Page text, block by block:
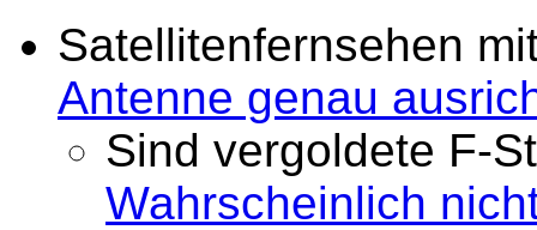
Satellitenfernsehen
Antenne genau
Sind vergoldete F-
Wahrscheinlich